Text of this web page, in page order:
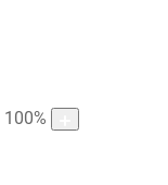
100%